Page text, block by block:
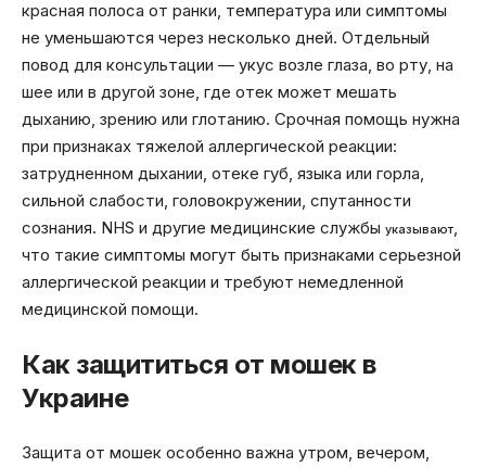
красная полоса от ранки, температура или симптомы
не уменьшаются через несколько дней. Отдельный
повод для консультации — укус возле глаза, во рту, на
шее или в другой зоне, где отек может мешать
дыханию, зрению или глотанию. Срочная помощь нужна
при признаках тяжелой аллергической реакции:
затрудненном дыхании, отеке губ, языка или горла,
сильной слабости, головокружении, спутанности
сознания. NHS и другие медицинские службы указывают,
что такие симптомы могут быть признаками серьезной
аллергической реакции и требуют немедленной
медицинской помощи.
Как защититься от мошек в
Украине
Защита от мошек особенно важна утром, вечером,